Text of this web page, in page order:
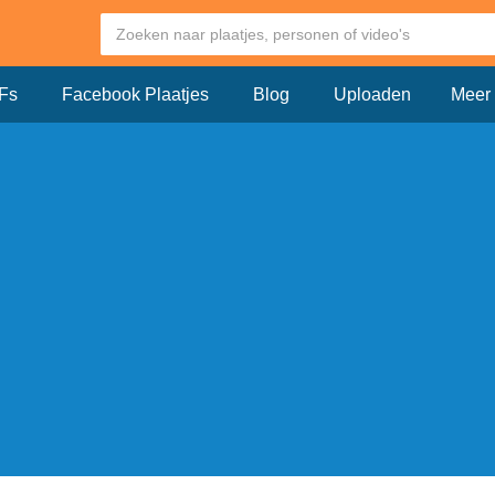
Facebook Plaatjes Blog Uploaden Meer